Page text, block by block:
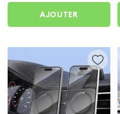
AJOUTER